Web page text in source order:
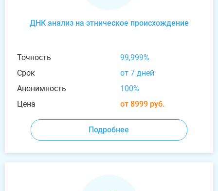
ДНК анализ на этническое происхождение
Точность
99,999%
Срок
от 7 дней
Анонимность
100%
Цена
от 8999 руб.
Подробнее